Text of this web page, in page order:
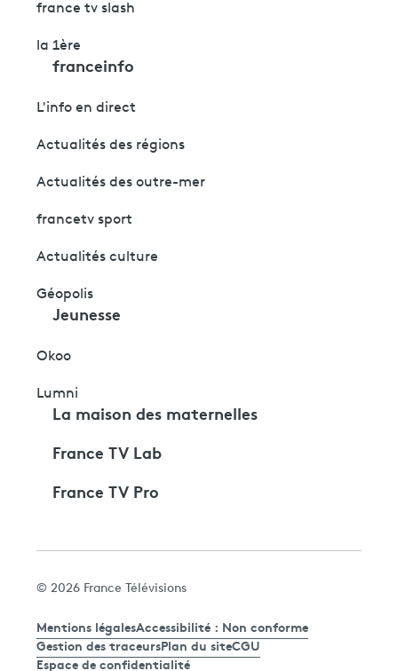
france tv slash
la 1ère
franceinfo
L'info en direct
Actualités des régions
Actualités des outre-mer
francetv sport
Actualités culture
Géopolis
Jeunesse
Okoo
Lumni
La maison des maternelles
France TV Lab
France TV Pro
© 2026 France Télévisions
Mentions légalesAccessibilité : Non conforme
Gestion des traceursPlan du siteCGU
Espace de confidentialité